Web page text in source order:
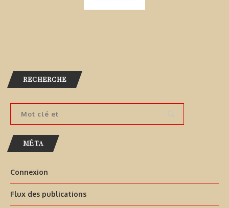
RECHERCHE
MÉTA
Connexion
Flux des publications